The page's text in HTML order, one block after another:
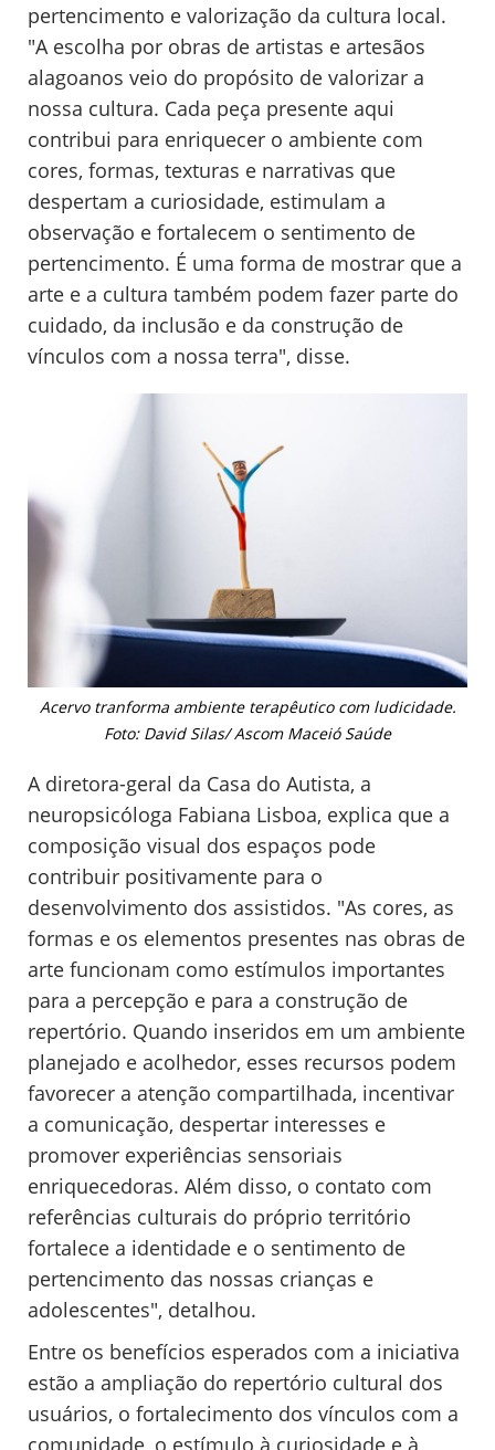
pertencimento e valorização da cultura local.
"A escolha por obras de artistas e artesãos
alagoanos veio do propósito de valorizar a
nossa cultura. Cada peça presente aqui
contribui para enriquecer o ambiente com
cores, formas, texturas e narrativas que
despertam a curiosidade, estimulam a
observação e fortalecem o sentimento de
pertencimento. É uma forma de mostrar que a
arte e a cultura também podem fazer parte do
cuidado, da inclusão e da construção de
vínculos com a nossa terra", disse.
Acervo tranforma ambiente terapêutico com ludicidade.
Foto: David Silas/ Ascom Maceió Saúde
A diretora-geral da Casa do Autista, a
neuropsicóloga Fabiana Lisboa, explica que a
composição visual dos espaços pode
contribuir positivamente para o
desenvolvimento dos assistidos. "As cores, as
formas e os elementos presentes nas obras de
arte funcionam como estímulos importantes
para a percepção e para a construção de
repertório. Quando inseridos em um ambiente
planejado e acolhedor, esses recursos podem
favorecer a atenção compartilhada, incentivar
a comunicação, despertar interesses e
promover experiências sensoriais
enriquecedoras. Além disso, o contato com
referências culturais do próprio território
fortalece a identidade e o sentimento de
pertencimento das nossas crianças e
adolescentes", detalhou.
Entre os benefícios esperados com a iniciativa
estão a ampliação do repertório cultural dos
usuários, o fortalecimento dos vínculos com a
comunidade, o estímulo à curiosidade e à